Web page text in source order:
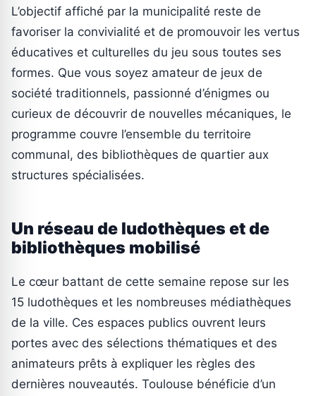
L’objectif affiché par la municipalité reste de
favoriser la convivialité et de promouvoir les vertus
éducatives et culturelles du jeu sous toutes ses
formes. Que vous soyez amateur de jeux de
société traditionnels, passionné d’énigmes ou
curieux de découvrir de nouvelles mécaniques, le
programme couvre l’ensemble du territoire
communal, des bibliothèques de quartier aux
structures spécialisées.
Un réseau de ludothèques et de
bibliothèques mobilisé
Le cœur battant de cette semaine repose sur les
15 ludothèques et les nombreuses médiathèques
de la ville. Ces espaces publics ouvrent leurs
portes avec des sélections thématiques et des
animateurs prêts à expliquer les règles des
dernières nouveautés. Toulouse bénéficie d’un